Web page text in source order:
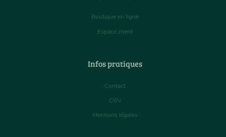
Boutique en ligne
Espace client
Infos pratiques
Contact
CGV
Mentions légales